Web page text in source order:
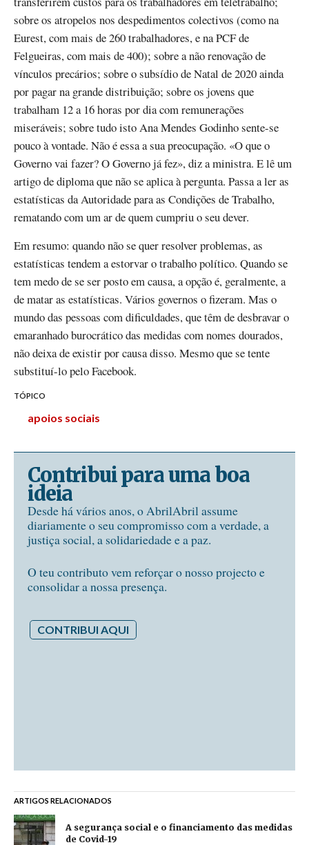
sobre os atropelos nos despedimentos colectivos (como na
Eurest, com mais de 260 trabalhadores, e na PCF de
Felgueiras, com mais de 400); sobre a não renovação de
vínculos precários; sobre o subsídio de Natal de 2020 ainda
por pagar na grande distribuição; sobre os jovens que
trabalham 12 a 16 horas por dia com remunerações
miseráveis; sobre tudo isto Ana Mendes Godinho sente-se
pouco à vontade. Não é essa a sua preocupação. «O que o
Governo vai fazer? O Governo já fez», diz a ministra. E lê um
artigo de diploma que não se aplica à pergunta. Passa a ler as
estatísticas da Autoridade para as Condições de Trabalho,
rematando com um ar de quem cumpriu o seu dever.
Em resumo: quando não se quer resolver problemas, as
estatísticas tendem a estorvar o trabalho político. Quando se
tem medo de se ser posto em causa, a opção é, geralmente, a
de matar as estatísticas. Vários governos o fizeram. Mas o
mundo das pessoas com dificuldades, que têm de desbravar o
emaranhado burocrático das medidas com nomes dourados,
não deixa de existir por causa disso. Mesmo que se tente
substituí-lo pelo Facebook.
TÓPICO
apoios sociais
Contribui para uma boa
ideia
Desde há vários anos, o AbrilAbril assume
diariamente o seu compromisso com a verdade, a
justiça social, a solidariedade e a paz.
O teu contributo vem reforçar o nosso projecto e
consolidar a nossa presença.
CONTRIBUI AQUI
ARTIGOS RELACIONADOS
A segurança social e o financiamento das medidas
de Covid-19